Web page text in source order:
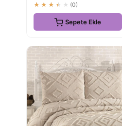
★★★★★ (0)
Sepete Ekle